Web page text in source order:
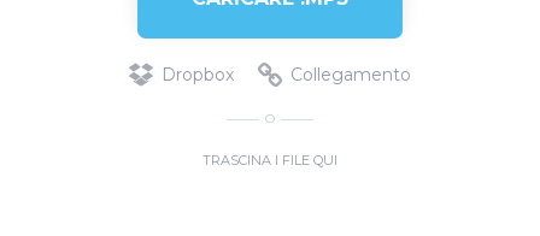
Dropbox Collegamento
O
TRASCINA I FILE QUI